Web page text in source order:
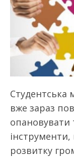
Студентська
вже зараз
опановувати
розвитку